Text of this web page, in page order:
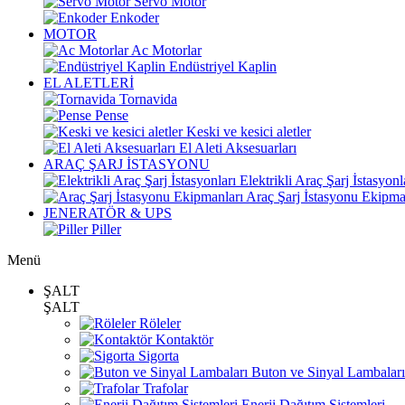
Enkoder
MOTOR
Ac Motorlar
Endüstriyel Kaplin
EL ALETLERİ
Tornavida
Pense
Keski ve kesici aletler
El Aleti Aksesuarları
ARAÇ ŞARJ İSTASYONU
Elektrikli Araç Şarj
Araç Şarj İstasyonu
JENERATÖR & UPS
Piller
Menü
ŞALT
ŞALT
Röleler
Kontaktör
Sigorta
Buton ve Sinyal Lambaları
Trafolar